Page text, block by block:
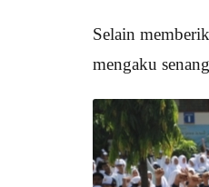
Selain
mengaku